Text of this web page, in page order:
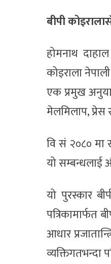
बीपी
होमनाथ
कोइराला
एक प्रमुख
मेलमिलाप, प्रेस
वि सं २०८० मा
यो सम्बन्धलाई
यो पुरस्कार
पत्रिकामार्फत
आधार
व्यक्तिगतभन्दा